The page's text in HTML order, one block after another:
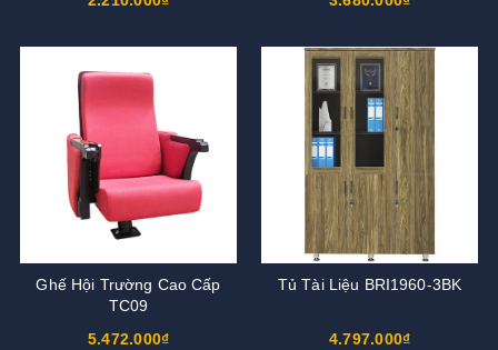
Ghế Hội Trường Cao Cấp
TC09
5.472.000₫
Tủ Tài Liệu BRI1960-3BK
4.797.000₫